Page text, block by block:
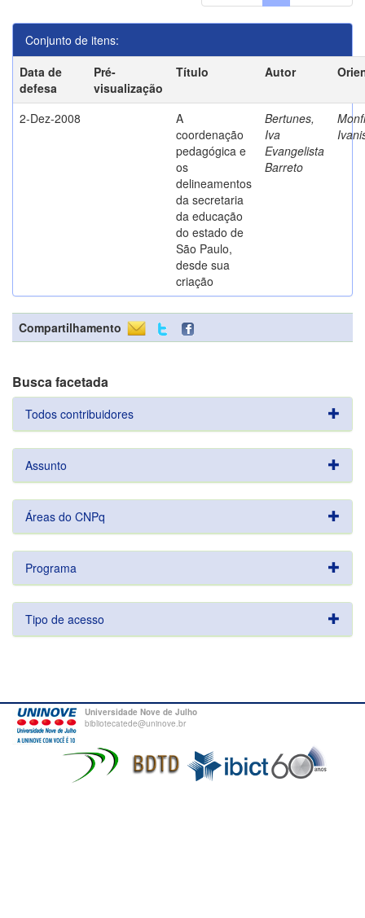
Conjunto de itens:
Data de
defesa
Pré-
visualização
Título Autor
2-Dez-2008
A
coordenação
pedagógica e
os
delineamentos
da secretaria
da educação
do estado de
São Paulo,
desde sua
criação
Bertunes,
Iva
Evangelista
Barreto
Compartilhamento
Busca facetada
Todos contribuidores
Assunto
Áreas do CNPq
Programa
Tipo de acesso
Universidade Nove de Julho
bibliotecatede@uninove.br